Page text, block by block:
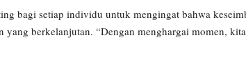
bagi setiap individu untuk mengingat bahwa
berkelanjutan. “Dengan menghargai momen,